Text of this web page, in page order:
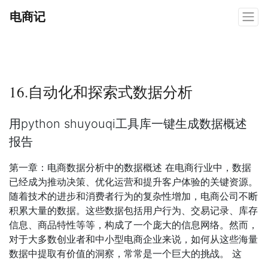
电商记
16.自动化和探索式数据分析
用python shuyouqi工具库一键生成数据概述
报告
第一章：电商数据分析中的数据概述 在电商行业中，数据
已经成为推动决策、优化运营和提升客户体验的关键资源。
随着技术的进步和消费者行为的复杂性增加，电商公司不断
积累大量的数据。这些数据包括用户行为、交易记录、库存
信息、商品特性等等，构成了一个庞大的信息网络。然而，
对于大多数创业者和中小型电商企业来说，如何从这些海量
数据中提取有价值的洞察，常常是一个巨大的挑战。 这